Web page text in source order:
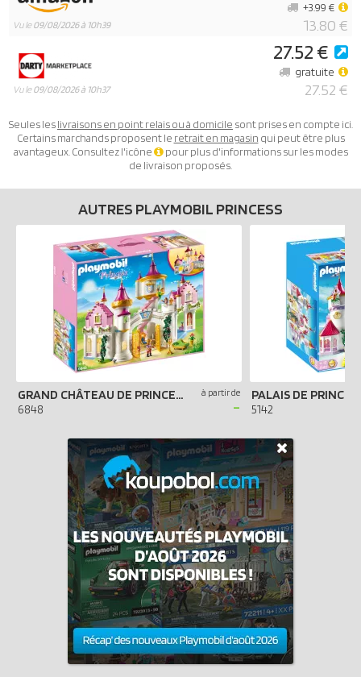
Vu le09/08/2026 à 10h39 13.80 €
+3.99 €
Vu le09/08/2026 à 10h37
27.52 €
27.52 €
gratuite
Seules leslivraisons en point relais ou à domicile sont prises en compte ici.
Certains marchands proposent le retrait en magasin qui peut être plus
avantageux. Consultez l'icône
pour plus d'informations sur les modes
de livraison proposés.
AUTRES PLAYMOBIL PRINCESS
GRAND CHÂTEAU DE PRINCESSE
6848
à partir de
-
PALAIS DE
5142